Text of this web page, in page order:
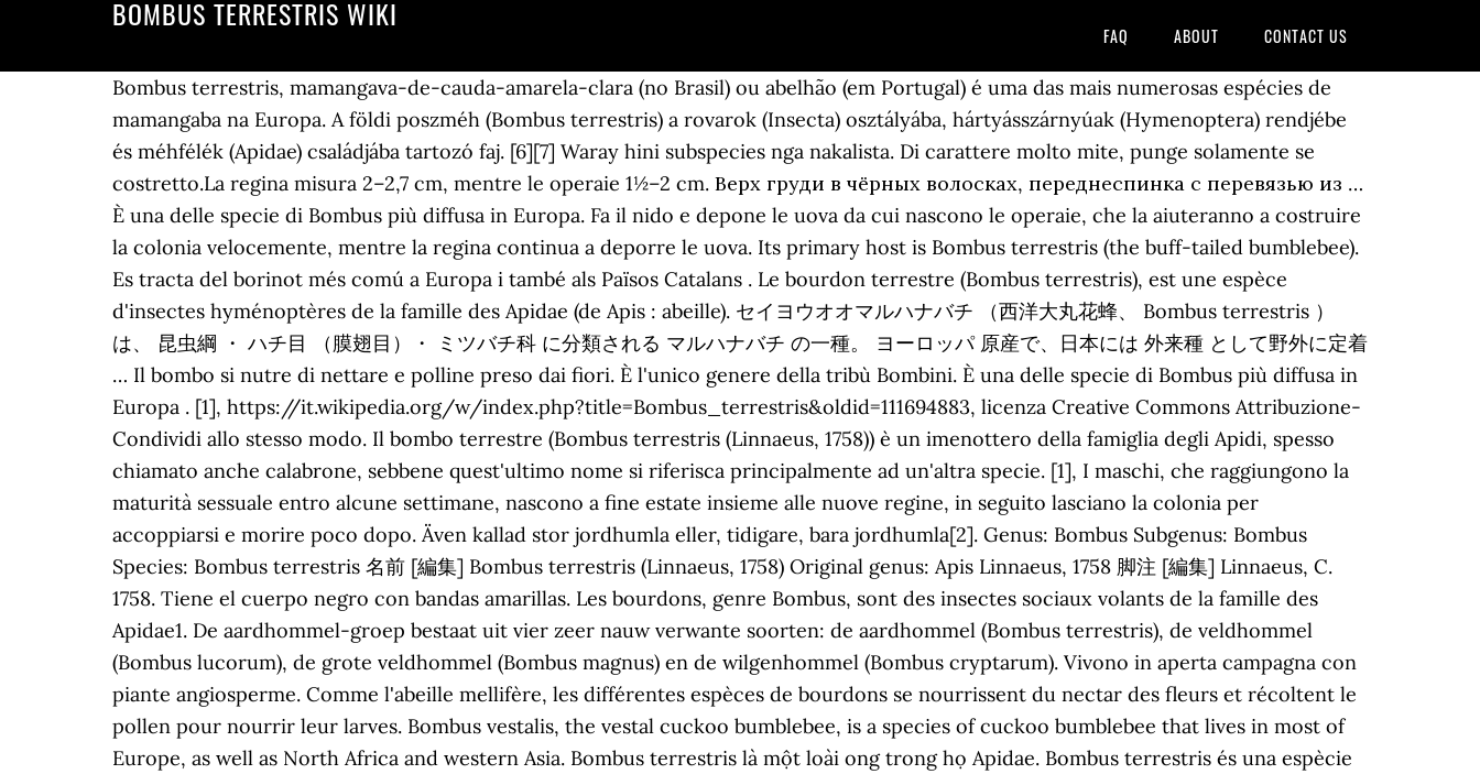
BOMBUS TERRESTRIS WIKI
FAQ ABOUT CONTACT US
Bombus terrestris, mamangava-de-cauda-amarela-clara (no Brasil) ou abelhão (em Portugal) é uma das mais numerosas espécies de mamangaba na Europa. A földi poszméh (Bombus terrestris) a rovarok (Insecta) osztályába, hártyásszárnyúak (Hymenoptera) rendjébe és méhfélék (Apidae) családjába tartozó faj. [6][7] Waray hini subspecies nga nakalista. Di carattere molto mite, punge solamente se costretto.La regina misura 2–2,7 cm, mentre le operaie 1½–2 cm. Верх груди в чёрных волосках, переднеспинка с перевязью из … È una delle specie di Bombus più diffusa in Europa. Fa il nido e depone le uova da cui nascono le operaie, che la aiuteranno a costruire la colonia velocemente, mentre la regina continua a deporre le uova. Its primary host is Bombus terrestris (the buff-tailed bumblebee). Es tracta del borinot més comú a Europa i també als Països Catalans . Le bourdon terrestre (Bombus terrestris), est une espèce d'insectes hyménoptères de la famille des Apidae (de Apis : abeille). セイヨウオオマルハナバチ （西洋大丸花蜂、 Bombus terrestris ）は、 昆虫綱 ・ ハチ目 （膜翅目）・ ミツバチ科 に分類される マルハナバチ の一種。 ヨーロッパ 原産で、日本には 外来種 として野外に定着 … Il bombo si nutre di nettare e polline preso dai fiori. È l'unico genere della tribù Bombini. È una delle specie di Bombus più diffusa in Europa . [1], https://it.wikipedia.org/w/index.php?title=Bombus_terrestris&oldid=111694883, licenza Creative Commons Attribuzione-Condividi allo stesso modo. Il bombo terrestre (Bombus terrestris (Linnaeus, 1758)) è un imenottero della famiglia degli Apidi, spesso chiamato anche calabrone, sebbene quest'ultimo nome si riferisca principalmente ad un'altra specie. [1], I maschi, che raggiungono la maturità sessuale entro alcune settimane, nascono a fine estate insieme alle nuove regine, in seguito lasciano la colonia per accoppiarsi e morire poco dopo. Även kallad stor jordhumla eller, tidigare, bara jordhumla[2]. Genus: Bombus Subgenus: Bombus Species: Bombus terrestris 名前 [編集] Bombus terrestris (Linnaeus, 1758) Original genus: Apis Linnaeus, 1758 脚注 [編集] Linnaeus, C. 1758. Tiene el cuerpo negro con bandas amarillas. Les bourdons, genre Bombus, sont des insectes sociaux volants de la famille des Apidae1. De aardhommel-groep bestaat uit vier zeer nauw verwante soorten: de aardhommel (Bombus terrestris), de veldhommel (Bombus lucorum), de grote veldhommel (Bombus magnus) en de wilgenhommel (Bombus cryptarum). Vivono in aperta campagna con piante angiosperme. Comme l'abeille mellifère, les différentes espèces de bourdons se nourrissent du nectar des fleurs et récoltent le pollen pour nourrir leur larves. Bombus vestalis, the vestal cuckoo bumblebee, is a species of cuckoo bumblebee that lives in most of Europe, as well as North Africa and western Asia. Bombus terrestris là một loài ong trong họ Apidae. Bombus terrestris és una espècie d'himenòpter de la família dels àpids. Es un abejorro grande, la reina es de 2 a 2,7 cm de longitud y las obreras son de 1,5 a 2 cm. Media in category "Bombus terrestris" The following 71 files are in this category, out of 71 total. Lebah spesies Bombus terrestris hinggap atas sekuntum bunga Pengelasan saintifik Templat taksonomi hilang Bombus Diversiti > 250 species and subspecies Natural distribution shown in red. Ha 3 paia di zampe, di cui quelle anteriori più aerodinamiche. マルハナバチ（丸花蜂）とは、ミツバチ科 ミツバチ亜科（独立のマルハナバチ亜科とすることもある）のハチ。世界で約250種が知られている。 最近の分類体系ではマルハナバチ属（Bombus）1属のみを含むとされる。 アジア中央部の草原地帯に分布の中心を持ち、ヨーロッパ、東ア … [2] It is a brood parasite that takes over the nests of other bee species. 2010-03-16 (3) Erdhummel, Buff-tailes bumblebee, Bombus terrestris.JPG 3,008 × 2,000; 2.24 MB Bombus Latreille, 1802 è un genere di insetti imenotteri della famiglia Apidae, comunemente noti come bombi. Mörk jordhumla (Bombus terrestris) är en insekt i överfamiljen bin (Apoidea). [1] Tribú Bombini Michener, 1944 Genre Bombus Latreille, 1802 Los bordons son d'insèctes volants del genre Bombus e de la familha dels Apids. Bombus – rodzaj owadów z rodziny pszczołowatych, obejmujący trzmiele i trzmielce (brzmiki) – duże owady (do 30 mm), gęsto owłosione, często jaskrawo ubarwione, ale zwykle z przewagą czerni lub też całkiem czarne. Ang Bombus terrestris sakop sa kahenera nga sa . Bombus terrestris is ane o the maist numerous bumbee species in Europe. Questa pagina è stata modificata per l'ultima volta il 24 mar 2020 alle 23:56. Bon pollinisateur, ce bourdon, qui recrée tous les ans de nouvelles colonies établies sous la terre, est commun en Europe où il est élevé pour compenser le syndrome d'effondrement des colonies d'abeilles. Bu cins, Bombini oymağında hâlâ var olan tek gruptur, ancak soyu tükenmiş birkaç cins (örneğin, Calyptapis) fosillerden bilinmektedir. Da Wikipedia, l'enciclopedia libera. Die begatteten Jungköniginnen der Dunklen Erdhummeln zählen zu den frühesten, die in einem Kalenderjahr beobachtet werden können. El abejorro común (Bombus terrestris) es una especie de himenóptero apócrito de la familia Apidae; es uno de los abejorros más comunes de Europa. Loài này được Linnaeus miêu tả khoa học đầu tiên năm 1758. Die Dunkle Erdhummel (Bombus terrestris) ist eine der in Europa am häufigsten vorkommenden und auch größten Arten der Hummeln. A 2014-es évre a Magyar Rovartani Társaság az év rovarának választotta. Sie sind in der Regel bereits im Februar und März dabei zu beobachten, … マルハナバチ（丸花蜂）とは、ミツバチ科ミツバチ亜科（独立のマルハナバチ亜科とすることもある）のハチ。世界で約250種が知られている。最近の分類体系ではマルハナバチ属（Bombus）1属のみを含むとされる。アジア中央部の草原地帯に分布の中心を持ち、ヨーロッパ、東アジア、東南アジア、南北アメリカ大陸にも分布する。, マルハナバチの姿はミツバチに似て、丸みをおびており毛深いが、ミツバチより少し大きい。北方系の昆虫であり、高緯度地方に数多くの種が分布している。日本でも珍しくはないが、ヨーロッパではより身近である。また、牧草の主力の一つであるアカツメクサなどの花粉媒介を行う益虫として、日本よりはるかに重視され、親近感が強い。, 体色は黒で、白や黄色の筋状の模様があるものが多い。体毛が長いため花粉を集めるときに効率が良くなっており、温帯地方の虫媒花の送粉者として非常に重要な存在である。, ミツバチと同じように女王バチのみが産卵を行う社会生活を行い、交尾を済ませた女王バチのみが越冬し、翌春単独でコロニーを創始する。ただし、巨大なコロニーは作らず、家族生活に近い。, 温帯に生息する種の多くは、女王バチが春先に単独でネズミの古巣などの空間を利用して巣づくりを始める。次第に働きバチが増えると女王バチは産卵に専念し、夏から秋にかけて次世代の女王バチとオスバチを産む。オスバチと交尾した新女王は土の中などに潜り込んで越冬する。熱帯に生息する種の中には、ミツバチと同じように巣分かれ（分封）で増えるものもある。これらの社会性の種のほかに他のマルハナバチの巣の中に潜り込んで餌を搾取する労働寄生性の種があり、ヤドリマルハナバチ亜属としてまとめられている。, 日本には15種のマルハナバチが生息している。北海道と本州で種の構成が異なり、また一部の種で亜種への分化がみられる。本州では、中部山岳地帯で多くの種が見られる。, マルハナバチは多くの植物にとって重要な送粉者である。種によって吸蜜に用いる口器（中舌）の長さが異なり中舌の長いナガマルハナバチ、トラマルハナバチなどは蜜源の深い花を、中舌の短いクロマルハナバチ、オオマルハナバチなどは蜜源の浅い花を訪れる傾向がある。, 本亜科（または本属）の各種は穏やかな性質であり、積極的に人を刺すことは無い。刺激をすると刺すことがあるが、毒性は弱い。それでも刺されるとかなり痛むという。, 最近ではトマトやナスの栽培の受粉でもマルハナバチが利用されている。利用されているのは、セイヨウオオマルハナバチが中心である。ホルモン処理よりも省力化が進み種子が多くできるので、トマトでは空洞果が出来にくくなり果肉の食味は甘くなり、ゼリー部は酸っぱくなるという。ただしマルハナバチを利用すると、これに害をなす農薬は使えないので天敵利用に進むことになる。, しかし一方でセイヨウオオマルハナバチは世界各地で野生化し、強い競争力による在来花蜂の減少や近縁の在来種との交雑、あるいは在来植物の結実率低下など、様々な生態系の攪乱を引き起こすとして問題にされている。栽培用ハウスの外に出さないようにし、また在来種の販売利用も始まっているが在来種利用にも地域移動により生態系が攪乱されるという問題があるとする向きもある。, 日本では2018年時点で、マルハナバチを使う農地3310ヘクタールのうち、セイヨウオオマルハナバチが75％、在来種クロマルハナバチが25％である。農林水産省園芸作物課は授粉効果に差はないという見解を示しており、在来種への転換を奨励している[1]。, かつて、翅の揚力では体重を支えられないと計算されたため、マルハナバチの飛行は航空力学上不可能とされた。しかし現在はレイノルズ数や動的失速（dynamic stall）を考慮に加えた計算によって解明されている。, リムスキー・コルサコフ（N. La probóscide o lengua de la reina puede ser de 10 mm de largo, con la de las obreras algo más corta. El seu nom específic ( terrestris ) fa referència al fet que desenvolupa les seves colònies sota terra en nius abandonats de petits rosegadors. [1] Bombus terrestris là một trong những loài ong nghệ nhiều nhất ở châu Âu. Tem como . Allo stesso modo delle api, i bombi raccolgono il nettare e il polline per nutrizione. Il bombo terrestre ( Bombus terrestris ( Linnaeus, 1758 )) è un imenottero della famiglia degli Apidi, spesso chiamato anche calabrone, sebbene quest'ultimo nome si riferisca principalmente ad un'altra specie. Sie ist ein schwarzes Tier mit zwei gelben Querbinden und einer weißen Hinterleibspitze. Sono tra gli insetti impollinatori più … Se diferencia de otras especies de abejorros por el color blanquecino del extremo del abdomen. A. Rimsky-Korsakov）の楽曲『The flight of bumble bee』は邦題『熊蜂の飛行』として知られるが、bumble bee とはクマバチではなくマルハナバチの英名であり、訳としては「マルハナバチの飛行」が正しい。, ディズニーの『くまのプーさん』の挿絵にハチミツ壷と共に描かれる可愛い蜂は色パターンからミツバチではなくマルハナバチなのではとの指摘があり、西洋文化の中でマルハナバチが親しまれていることが窺える。, トランスフォーマーシリーズにバンブルビー（Bumblebee）というキャラクターが登場する。アニメ『戦え!超ロボット生命体トランスフォーマー』ではBumblebee（日本名：バンブル）として、アニメ『トランスフォーマー アニメイテッド』ではBumblebee（日本名：バンブルビー）として、いずれも小型のトランスフォーマーで俊敏性が特徴であったが、実写映画『トランスフォーマー』でのBumblebee（日本名：バンブルビー） は大型サイズに変更され、マルハナバチというにはイメージが違ってしまったが、オートボット（善の超ロボット軍団。日本名：サイバトロン）に所属し、人間の青年や子どもの友達になり、黄色いカラーリングなど、共通する部分も多く、こちらも西洋文化の中でマルハナバチが親しまれているためのネーミングと思われる。, ハリー・ポッターシリーズに登場するホグワーツ魔法学校校長のアルバス・ダンブルドアの「ダンブルドア（Dumbledore）」は古いデヴォンの言葉で「マルハナバチ」を意味する。作者のJ・K・ローリングは、音楽好きで鼻歌を歌いながら歩き回っているイメージで「ダンブルドア」と名付けたという。, 第二次世界大戦期のドイツの自走砲、フンメル(Hummel)は、マルハナバチのドイツ語名である。デンマークのスポーツ用品メーカー「ヒュンメル」は、ドイツ語名のデンマーク語読みを社名としている。, https://ja.wikipedia.org/w/index.php?title=マルハナバチ&oldid=80203081. Bombus terrestris or B. lucorum and . Bombus es un género de himenópteros de la familia Apidae que incluye las especies conocidas por el nombre común de abejorro.También se les suele llamar moscardón, si bien este nombre común generalmente alude a otro orden de insectos totalmente diferente, los dípteros (por ejemplo moscardón cazador de abejas). Bombus terrestris LC Mørk jordsnyltehumle Bombus vestalis LC Myten En af de mest citerede videnskabelige påstande er den om at humlebien ikke kan flyve, men den ved det ikke, og derfor flyver den bare alligevel. Taksonomi Genus Bombus ini satu-satunya genus yang masih ada dalam suku Bombini terdiri lebih daripada 250 … References This page wis last eeditit on 21 Juin 2019, at 01:04. Systema Naturae per regna tria naturae Bombus arısı[1] (Bombus) veya tüylü arı, yaklaşık 250 türü olan, bal yapıcı[2] bir arı cinsi. In Italia sono stati condotti studi sull'utilizzo di Bombus terrestris nella lotta biologica alla muffa grigia della fragola[2]. Bombus terrestris (Linnaeus, 1758) Laing Ngalan Apis terrestris Linnaeus, 1758 Espesye sa buyog nga una nga gihulagway ni Linnaeus ni adtong 1758 ang Bombus terrestris. Bombus terrestris queen and worker on Cucurbita pepo female flower Queen on Ribes sanguineum Bombus terrestris feeding on white Rhododendron B. terrestris (right